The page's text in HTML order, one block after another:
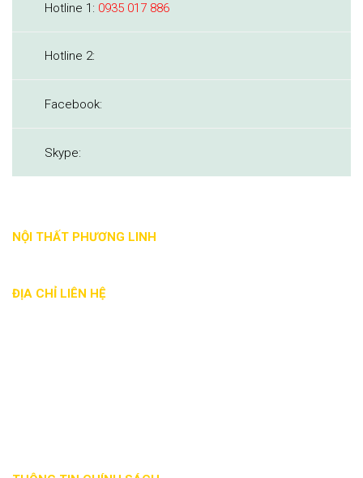
Hotline 1: 0935 017 886
Hotline 2:
Facebook:
Skype:
NỘI THẤT PHƯƠNG LINH
ĐỊA CHỈ LIÊN HỆ